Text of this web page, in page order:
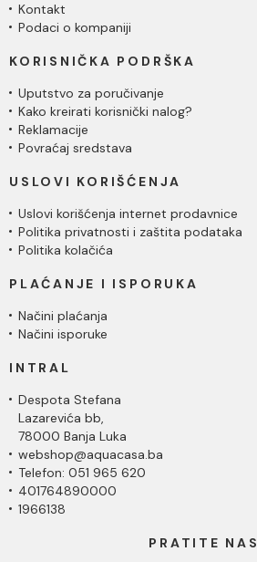
Kontakt
Podaci o kompaniji
KORISNIČKA PODRŠKA
Uputstvo za poručivanje
Kako kreirati korisnički nalog?
Reklamacije
Povraćaj sredstava
USLOVI KORIŠĆENJA
Uslovi korišćenja internet prodavnice
Politika privatnosti i zaštita podataka
Politika kolačića
PLAĆANJE I ISPORUKA
Načini plaćanja
Načini isporuke
INTRAL
Despota Stefana
Lazarevića bb,
78000 Banja Luka
webshop@aquacasa.ba
Telefon: 051 965 620
401764890000
1966138
PRATITE NAS